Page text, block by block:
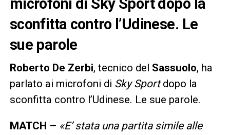
microfoni di Sky Sport dopo la
sconfitta contro l’Udinese. Le
sue parole
Roberto De Zerbi, tecnico del Sassuolo, ha
parlato ai microfoni di Sky Sportdopo la
sconfitta contro l’Udinese. Le sue parole.
MATCH – «E’ stata una partita simile alle